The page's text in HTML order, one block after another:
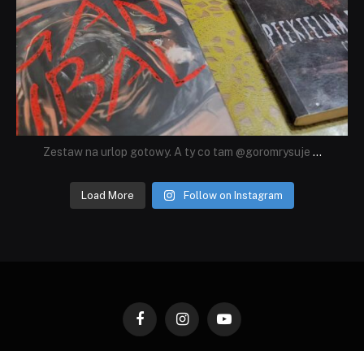
Zestaw na urlop gotowy. A ty co tam @goromrysuje ...
Load More Follow on Instagram
FacebookInstagramYouTube